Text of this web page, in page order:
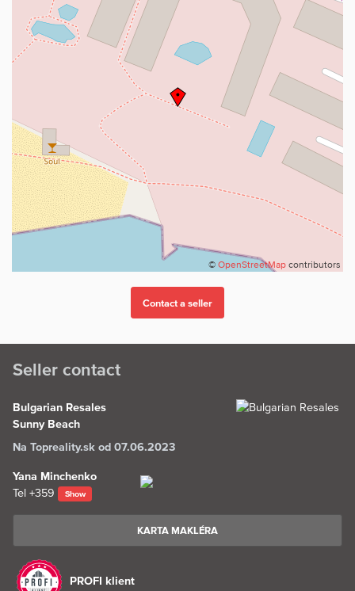
© OpenStreetMap contributors
Seller contact
Bulgarian Resales
Sunny Beach
Na Topreality.sk od 07.06.2023
Yana Minchenko
Tel +359 Show
KARTA MAKLÉRA
PROFI klient